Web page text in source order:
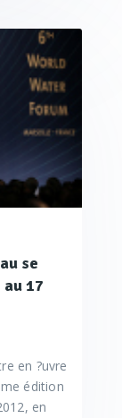
se
17
en ?uvre
édition
en